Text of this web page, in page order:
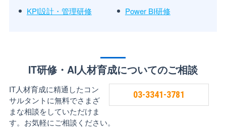
KPI設計・管理研修 Power BI研修
IT研修・AI人材育成についてのご相談
03-3341-3781
IT人材育成に精通したコン
サルタントに無料でさまざ
まな相談をしていただけま
す。お気軽にご相談ください。